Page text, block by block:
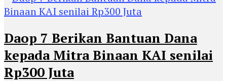
Daop 7 Berikan Bantuan Dana
kepada Mitra Binaan KAI senilai
Rp300 Juta